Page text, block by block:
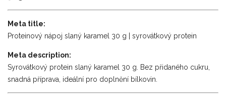
Meta title:
Proteinový nápoj slaný karamel 30 g | syrovátkový protein
Meta description:
Syrovátkový protein slaný karamel 30 g. Bez přidaného cukru,
snadná příprava, ideální pro doplnění bílkovin.